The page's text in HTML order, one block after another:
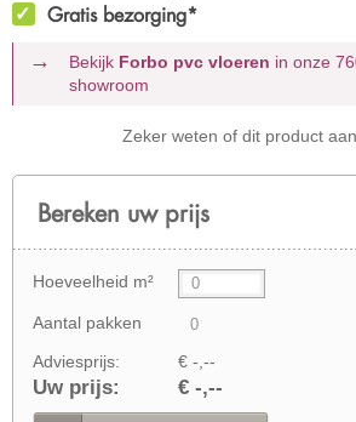
Gratis bezorging*
Bekijk Forbo pvc vloeren in onze
showroom
Zeker weten of dit product
Bereken uw prijs
Hoeveelheid m²
Aantal pakken
Adviesprijs: € -,--
Uw prijs: € -,--